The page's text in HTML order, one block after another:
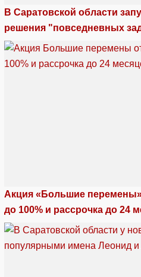
В Саратовской области
решения "повседневных
Акция «Большие
до 100% и рассрочка до 24